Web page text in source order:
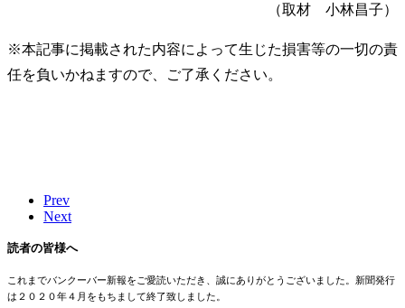
（取材 小林昌子）
※本記事に掲載された内容によって生じた損害等の一切の責
任を負いかねますので、ご了承ください。
Prev
Next
読者の皆様へ
これまでバンクーバー新報をご愛読いただき、誠にありがとうございました。新聞発行
は２０２０年４月をもちまして終了致しました。